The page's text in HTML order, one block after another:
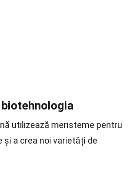
utilizează meristeme pentru
a crea noi varietăți de